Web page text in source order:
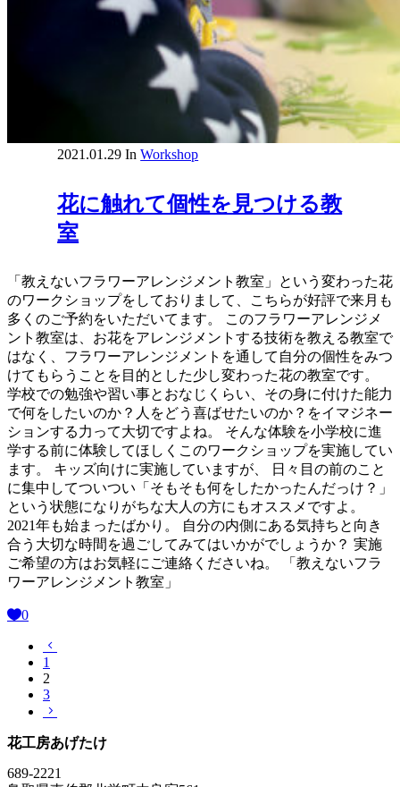
2021.01.29 In Workshop
花に触れて個性を見つける教
室
「教えないフラワーアレンジメント教室」という変わった花
のワークショップをしておりまして、こちらが好評で来月も
多くのご予約をいただいてます。 このフラワーアレンジメ
ント教室は、お花をアレンジメントする技術を教える教室で
はなく、フラワーアレンジメントを通して自分の個性をみつ
けてもらうことを目的とした少し変わった花の教室です。
学校での勉強や習い事とおなじくらい、その身に付けた能力
で何をしたいのか？人をどう喜ばせたいのか？をイマジネー
ションする力って大切ですよね。 そんな体験を小学校に進
学する前に体験してほしくこのワークショップを実施してい
ます。 キッズ向けに実施していますが、 日々目の前のこと
に集中してついつい「そもそも何をしたかったんだっけ？」
という状態になりがちな大人の方にもオススメですよ。
2021年も始まったばかり。 自分の内側にある気持ちと向き
合う大切な時間を過ごしてみてはいかがでしょうか？ 実施
ご希望の方はお気軽にご連絡くださいね。 「教えないフラ
ワーアレンジメント教室」
0
1
2
3
花工房あげたけ
689-2221